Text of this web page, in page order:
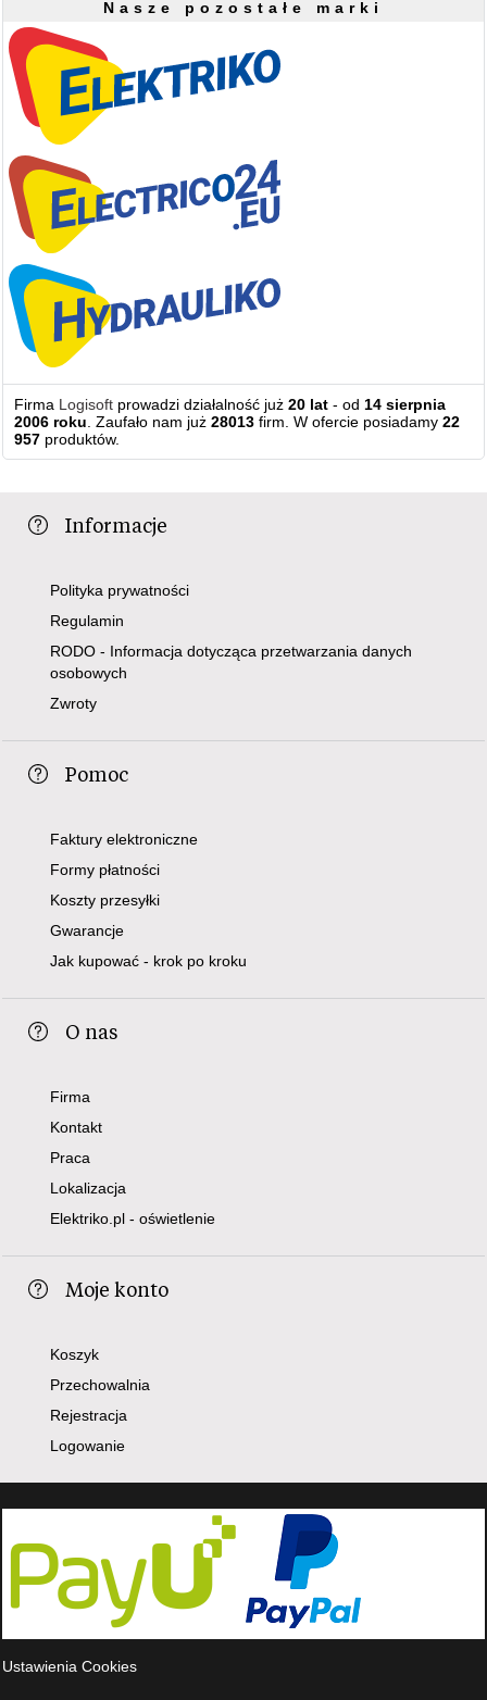
Nasze pozostałe marki
Firma Logisoft prowadzi działalność już20 lat - od 14 sierpnia
2006 roku . Zaufało nam już28013 firm. W ofercie posiadamy22
957 produktów.
Informacje
Polityka prywatności
Regulamin
RODO - Informacja dotycząca przetwarzania danych
osobowych
Zwroty
Pomoc
Faktury elektroniczne
Formy płatności
Koszty przesyłki
Gwarancje
Jak kupować - krok po kroku
O nas
Firma
Kontakt
Praca
Lokalizacja
Elektriko.pl - oświetlenie
Moje konto
Koszyk
Przechowalnia
Rejestracja
Logowanie
Ustawienia Cookies